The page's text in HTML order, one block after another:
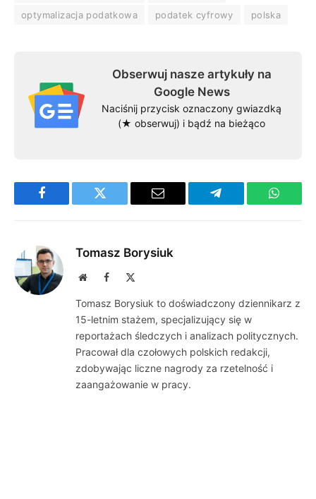
optymalizacja podatkowa
podatek cyfrowy polska
Obserwuj nasze artykuły na
Google News
Naciśnij przycisk oznaczony gwiazdką
(★ obserwuj) i bądź na bieżąco
Facebook Twitter Email Telegram
Tomasz Borysiuk
WebsiteFacebook
Tomasz Borysiuk to doświadczony dziennikarz z
15-letnim stażem, specjalizujący się w
reportażach śledczych i analizach politycznych.
Pracował dla czołowych polskich redakcji,
zdobywając liczne nagrody za rzetelność i
zaangażowanie w pracy.